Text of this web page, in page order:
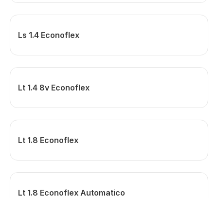
Ls 1.4 Econoflex
Lt 1.4 8v Econoflex
Lt 1.8 Econoflex
Lt 1.8 Econoflex Automatico